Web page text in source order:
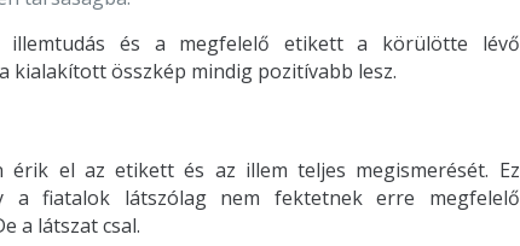
és a megfelelő etikett a körülötte lévő
kialakított összkép mindig pozitívabb lesz.
érik el az etikett és az illem teljes megismerését. Ez
a fiatalok látszólag nem fektetnek erre megfelelő
a látszat csal.